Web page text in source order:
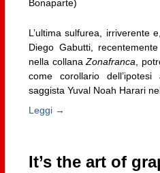
Bonaparte)
L’ultima sulfurea, irriverente
Diego Gabutti,
nella collanaZonafranca ,
come corollario
saggista Yuval Noah Harari
Leggi →
It’s the art of